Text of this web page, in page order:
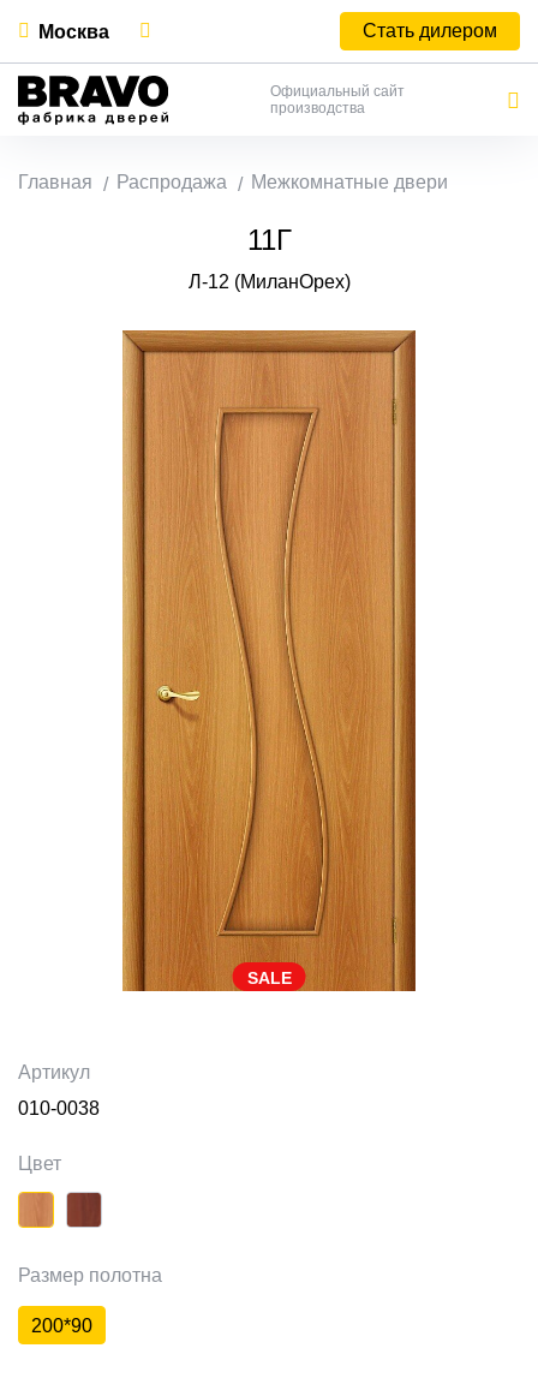
Москва Стать дилером
Официальный сайт
производства
Главная Распродажа Межкомнатные двери
11Г
Л-12 (МиланОрех)
SALE
Артикул
010-0038
Цвет
Размер полотна
200*90